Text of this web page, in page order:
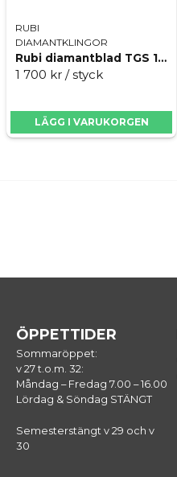
RUBI
DIAMANTKLINGOR
Rubi diamantblad TGS 125x22,5 superpro
1 700 kr / styck
LÄGG I VARUKORGEN
ÖPPETTIDER
Sommaröppet:
v 27 t.o.m. 32:
Måndag – Fredag 7.00 – 16.00
Lördag & Söndag STÄNGT
Semesterstängt v 29 och v
30